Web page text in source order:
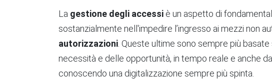
La gestione degli accessi è un aspetto di
sostanzialmente nell'impedire l’ingresso ai mezzi non
autorizzazioni . Queste ultime sono sempre più basate
necessità e delle opportunità, in tempo reale e anche
conoscendo una digitalizzazione sempre più spinta.